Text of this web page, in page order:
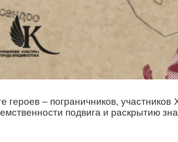
героев – пограничников,
подвига и раскрытию